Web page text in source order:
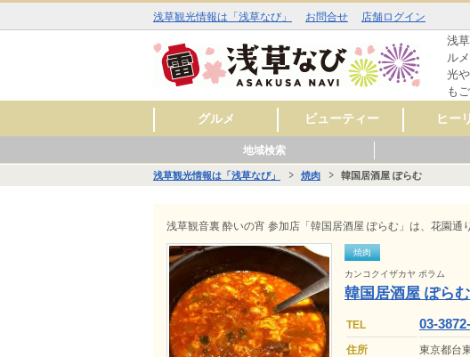
浅草観光情報は「浅草なび」 お問合せ 店舗ログイン
浅
ル
光
も
グルメ
アジア・エスニック
料理
カフェ・スイーツ
ファミリーレストラ
ン
ビューティー ヒー
リラクゼ
リンパマ
タイ式マ
アロママ
地域検索
■■ 雷門周辺 ■■ グルメ
ビューティ
ヒーリング
■■ 仲見世・浅草寺周辺 ■■ グルメ
ショッピング
レジャー
サービス
■■ 西浅草周辺 ■■ グルメ
ショッピング
スクール
サービス
■■ 花川戸周辺 ■■ グルメ
ショッピング
レジャー
サービス
■■ 観音裏周辺 ■■ グルメ
ビューティ
スクール
サービス
浅草観光情報は「浅草なび」 焼肉 韓国居酒屋 ぽらむ
浅草観音裏 酔いの宵 参加店「韓国居酒屋 ぽらむ」は、花園通
焼肉
カンコクイザカヤ ポラム
韓国居酒屋 ぽらむ
TEL 03-
住所
東京都台